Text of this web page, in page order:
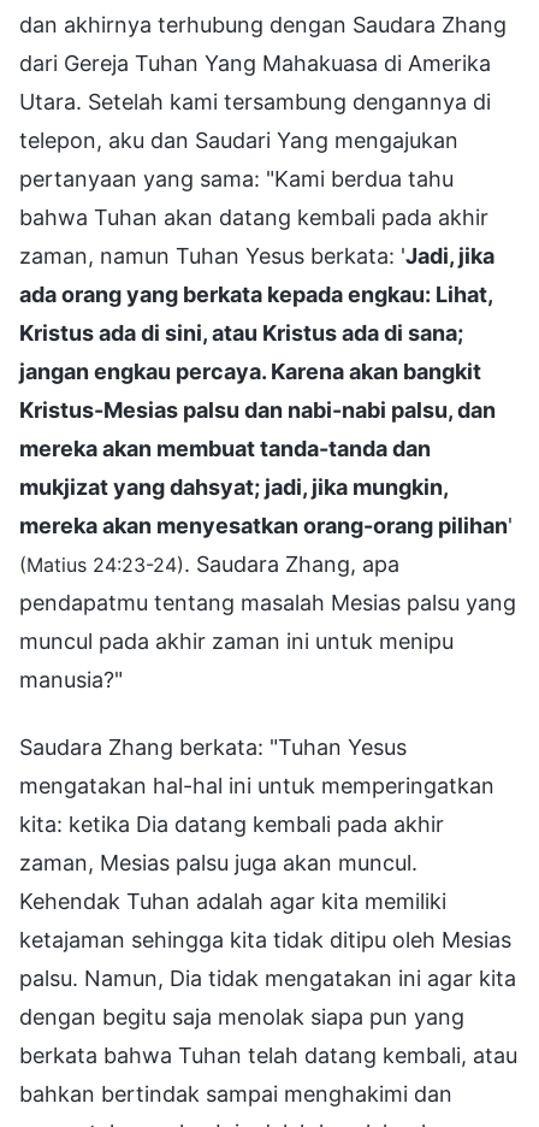
dan akhirnya terhubung dengan Saudara Zhang
dari Gereja Tuhan Yang Mahakuasa di Amerika
Utara. Setelah kami tersambung dengannya di
telepon, aku dan Saudari Yang mengajukan
pertanyaan yang sama: "Kami berdua tahu
bahwa Tuhan akan datang kembali pada akhir
zaman, namun Tuhan Yesus berkata: 'Jadi, jika
ada orang yang berkata kepada engkau: Lihat,
Kristus ada di sini, atau Kristus ada di sana;
jangan engkau percaya. Karena akan bangkit
Kristus-Mesias palsu dan nabi-nabi palsu, dan
mereka akan membuat tanda-tanda dan
mukjizat yang dahsyat; jadi, jika mungkin,
mereka akan menyesatkan orang-orang pilihan'
(Matius 24:23-24). Saudara Zhang, apa
pendapatmu tentang masalah Mesias palsu yang
muncul pada akhir zaman ini untuk menipu
manusia?"
Saudara Zhang berkata: "Tuhan Yesus
mengatakan hal-hal ini untuk memperingatkan
kita: ketika Dia datang kembali pada akhir
zaman, Mesias palsu juga akan muncul.
Kehendak Tuhan adalah agar kita memiliki
ketajaman sehingga kita tidak ditipu oleh Mesias
palsu. Namun, Dia tidak mengatakan ini agar kita
dengan begitu saja menolak siapa pun yang
berkata bahwa Tuhan telah datang kembali, atau
bahkan bertindak sampai menghakimi dan